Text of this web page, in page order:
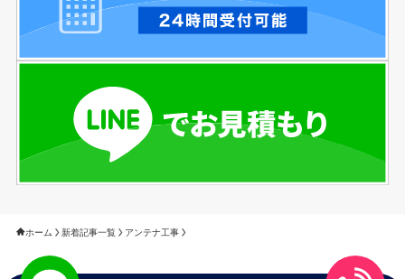
ホーム 新着記事一覧 アンテナ工事